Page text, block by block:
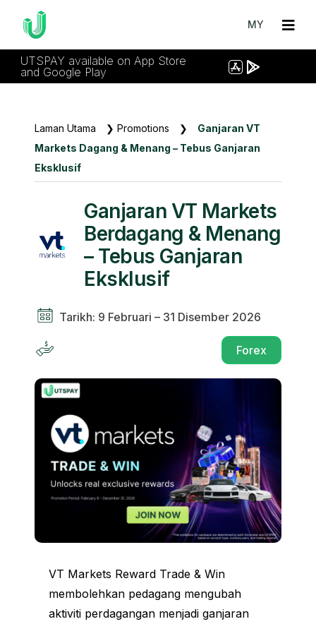
MY
UTSPAY available on App Store
and Google Play
Laman Utama ❯ Promotions ❯
Ganjaran VT
Markets Dagang & Menang – Tebus Ganjaran
Eksklusif
Ganjaran VT Markets
Berdagang & Menang
– Tebus Ganjaran
Eksklusif
Tarikh: 9 Februari – 31 Disember 2026
Forex
VT Markets Reward Trade & Win
membolehkan pedagang mengubah
aktiviti perdagangan menjadi ganjaran